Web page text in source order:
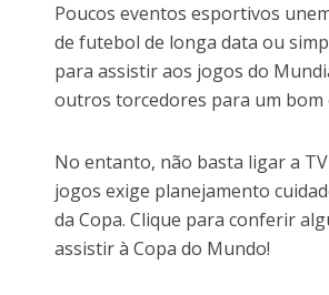
Poucos eventos esportivos
de futebol de longa data ou
para assistir aos jogos do
outros torcedores para um bom
No entanto, não basta ligar a
jogos exige planejamento
da Copa. Clique para conferir
assistir à Copa do Mundo!